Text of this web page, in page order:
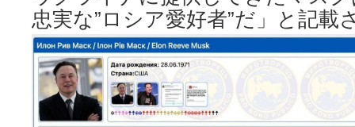
忠実な”ロシア愛好者”だ」と記載